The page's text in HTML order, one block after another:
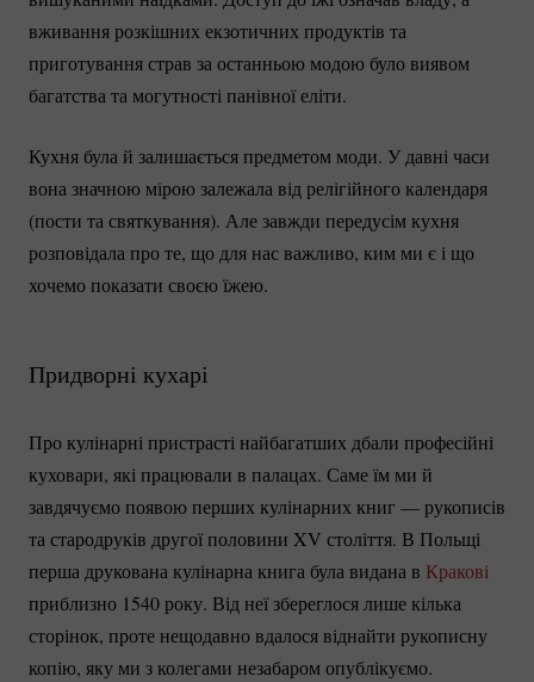
вживання розкішних екзотичних продуктів та
приготування страв за останньою модою було виявом
багатства та могутності панівної еліти.
Кухня була й залишається предметом моди. У давні часи
вона значною мірою залежала від релігійного календаря
(пости та святкування). Але завжди передусім кухня
розповідала про те, що для нас важливо, ким ми є і що
хочемо показати своєю їжею.
Придворні кухарі
Про кулінарні пристрасті найбагатших дбали професійні
куховари, які працювали в палацах. Саме їм ми й
завдячуємо появою перших кулінарних книг — рукописів
та стародруків другої половини XV століття. В Польщі
перша друкована кулінарна книга була видана в Кракові
приблизно 1540 року. Від неї збереглося лише кілька
сторінок, проте нещодавно вдалося віднайти рукописну
копію, яку ми з колегами незабаром опублікуємо.